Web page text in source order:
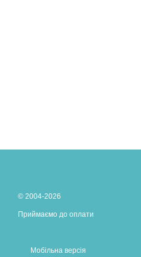
© 2004-2026
Приймаємо до оплати
Мобільна версія